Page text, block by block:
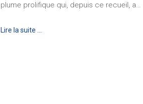
plume prolifique qui, depuis ce recueil, a…
Lire la suite …